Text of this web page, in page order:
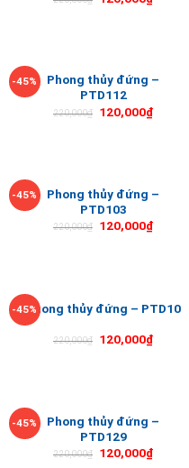
-45%
Phong thủy đứng –
PTD112
220,000₫ 120,000₫
-45%
Phong thủy đứng –
PTD103
220,000₫ 120,000₫
-45%Phong thủy đứng – PTD10
220,000₫ 120,000₫
-45%
Phong thủy đứng –
PTD129
220,000₫ 120,000₫